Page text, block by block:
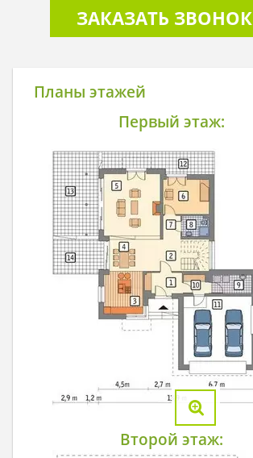
ЗАКАЗАТЬ ЗВОНОК
Планы этажей
Первый этаж:
Второй этаж: